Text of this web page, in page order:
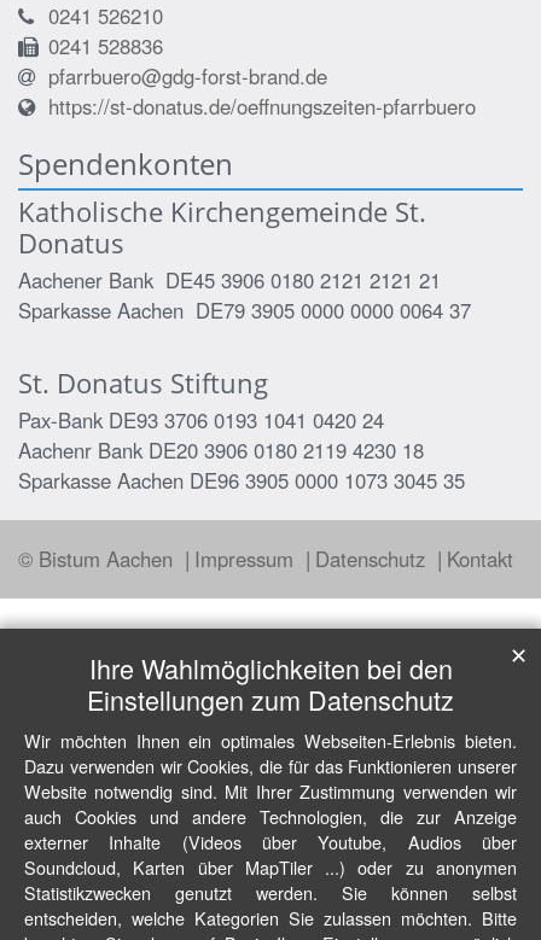
0241 526210
0241 528836
pfarrbuero@gdg-forst-brand.de
https://st-donatus.de/oeffnungszeiten-pfarrbuero
Spendenkonten
Katholische Kirchengemeinde St.
Donatus
Aachener Bank DE45 3906 0180 2121 2121 21
Sparkasse Aachen DE79 3905 0000 0000 0064 37
St. Donatus Stiftung
Pax-Bank DE93 3706 0193 1041 0420 24
Aachenr Bank DE20 3906 0180 2119 4230 18
Sparkasse Aachen DE96 3905 0000 1073 3045 35
© Bistum Aachen Impressum Datenschutz Kontakt
Ihre Wahlmöglichkeiten bei den
Einstellungen zum Datenschutz
Wir möchten Ihnen ein optimales Webseiten-Erlebnis bieten.
Dazu verwenden wir Cookies, die für das Funktionieren unserer
Website notwendig sind. Mit Ihrer Zustimmung verwenden wir
auch Cookies und andere Technologien, die zur Anzeige
externer Inhalte (Videos über Youtube, Audios über
Soundcloud, Karten über MapTiler ...) oder zu anonymen
Statistikzwecken genutzt werden. Sie können selbst
entscheiden, welche Kategorien Sie zulassen möchten. Bitte
✕